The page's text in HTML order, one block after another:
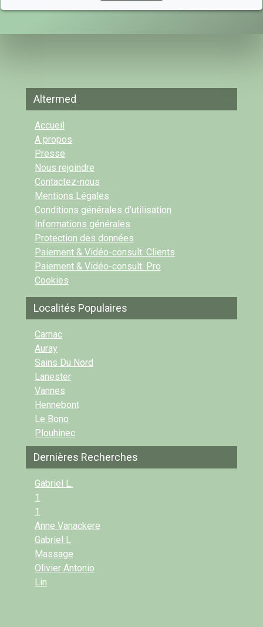
Altermed
Accueil
A propos
Presse
Nous rejoindre
Contactez-nous
Mentions Légales
Conditions générales d'utilisation
Informations générales
Protection des données
Paiement & Vidéo-consult. Clients
Paiement & Vidéo-consult. Pro
Cookies
Localités Populaires
Carnac
Auray
Sains Du Nord
Lanester
Vannes
Hennebont
Le Bono
Plouhinec
Dernières Recherches
Gabriel L.
1
1
Anne Vanackere
Gabriel L
Massage
Olivier Antonio
Lin